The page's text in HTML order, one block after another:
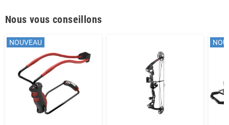
Nous vous conseillons
NOUVEAU